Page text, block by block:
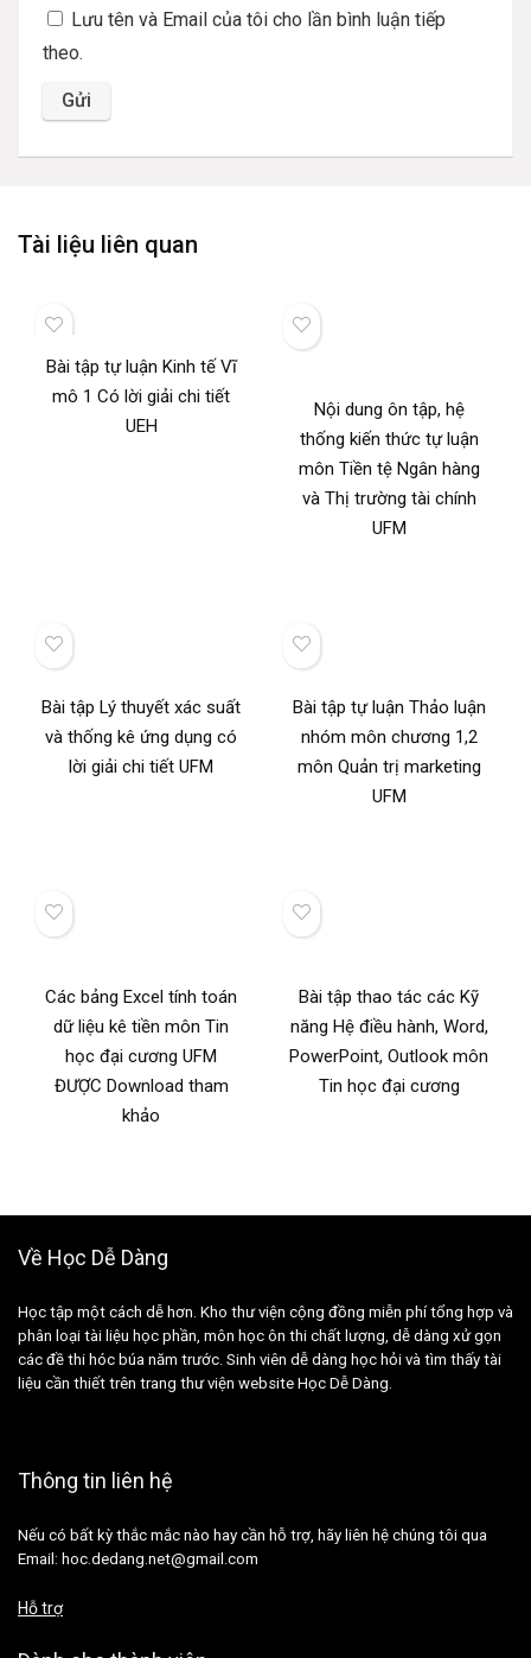
Lưu tên và Email của tôi cho lần bình luận tiếp
theo.
Tài liệu liên quan
Bài tập tự luận Kinh tế Vĩ
mô 1 Có lời giải chi tiết
UEH
Nội dung ôn tập, hệ
thống kiến thức tự luận
môn Tiền tệ Ngân hàng
và Thị trường tài chính
UFM
Bài tập Lý thuyết xác suất
và thống kê ứng dụng có
lời giải chi tiết UFM
Bài tập tự luận Thảo luận
nhóm môn chương 1,2
môn Quản trị marketing
UFM
Các bảng Excel tính toán
dữ liệu kê tiền môn Tin
học đại cương UFM
ĐƯỢC Download tham
khảo
Bài tập thao tác các Kỹ
năng Hệ điều hành, Word,
PowerPoint, Outlook môn
Tin học đại cương
Về Học Dễ Dàng
Học tập một cách dễ hơn. Kho thư viện cộng đồng miễn phí tổng hợp và
phân loại tài liệu học phần, môn học ôn thi chất lượng, dễ dàng xử gọn
các đề thi hóc búa năm trước. Sinh viên dễ dàng học hỏi và tìm thấy tài
liệu cần thiết trên trang thư viện website Học Dễ Dàng.
Thông tin liên hệ
Nếu có bất kỳ thắc mắc nào hay cần hỗ trợ, hãy liên hệ chúng tôi qua
Email: hoc.dedang.net@gmail.com
Hỗ trợ